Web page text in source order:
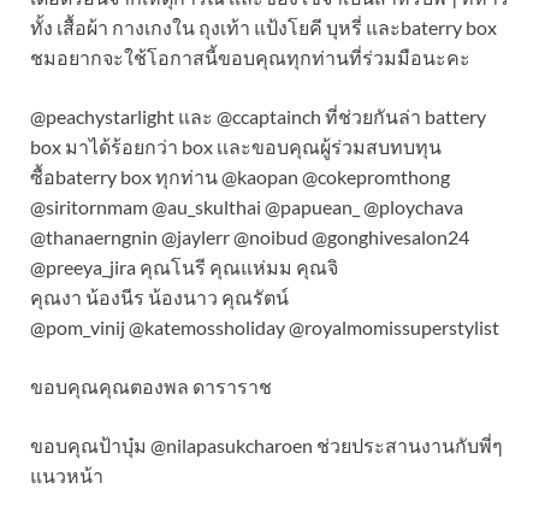
ทั้ง เสื้อผ้า กางเกงใน ถุงเท้า แป้งโยคี บุหรี่ และbaterry box
ชมอยากจะใช้โอกาสนี้ขอบคุณทุกท่านที่ร่วมมือนะคะ
@peachystarlight และ @ccaptainch ที่ช่วยกันล่า battery
box มาได้ร้อยกว่า box เเละขอบคุณผู้ร่วมสบทบทุน
ซื้อbaterry box ทุกท่าน @kaopan @cokepromthong
@siritornmam @au_skulthai @papuean_ @ploychava
@thanaerngnin @jaylerr @noibud @gonghivesalon24
@preeya_jira คุณโนรี คุณแห่มม คุณจิ
คุณงา น้องนีร น้องนาว คุณรัตน์
@pom_vinij @katemossholiday @royalmomissuperstylist
ขอบคุณคุณตองพล ดาราราช
ขอบคุณป้าบุ๋ม @nilapasukcharoen ช่วยประสานงานกับพี่ๆ
แนวหน้า